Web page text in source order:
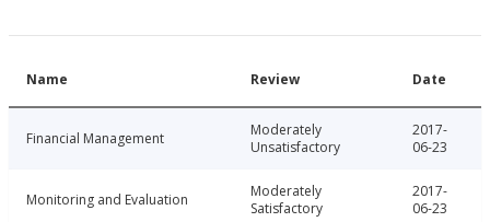
Name Review Date
Financial Management
Moderately
Unsatisfactory
2017-
06-23
Monitoring and Evaluation
Moderately
Satisfactory
2017-
06-23